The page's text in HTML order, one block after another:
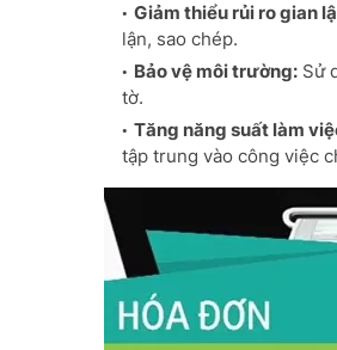
Giảm thiểu rủi ro gian
lận, sao chép.
Bảo vệ môi trường: Sử
tờ.
Tăng năng suất làm
tập trung vào công việc